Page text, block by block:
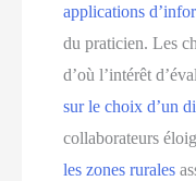
applications
du praticien. Les
d’où l’intérêt
sur le choix d’un
collaborateurs
les zones rurales